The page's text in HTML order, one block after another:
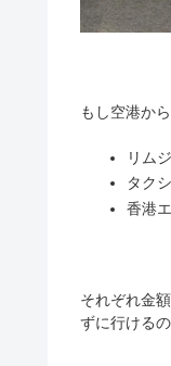
もし空港か
リム
タ
香港
それぞれ金
ずに行ける